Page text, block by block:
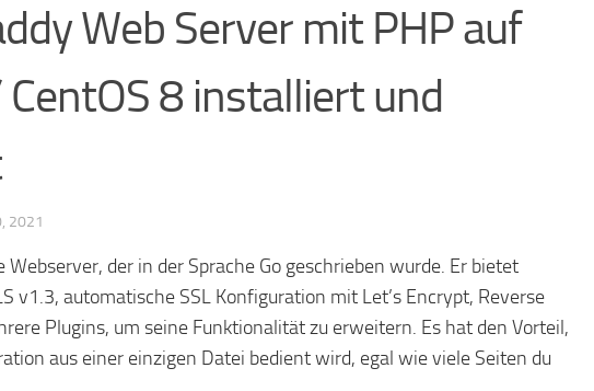
Web Server mit PHP auf
8 installiert und
2021
Webserver, der in der Sprache Go geschrieben wurde. Er bietet
v1.3, automatische SSL Konfiguration mit Let’s Encrypt, Reverse
Plugins, um seine Funktionalität zu erweitern. Es hat den Vorteil,
aus einer einzigen Datei bedient wird, egal wie viele Seiten du